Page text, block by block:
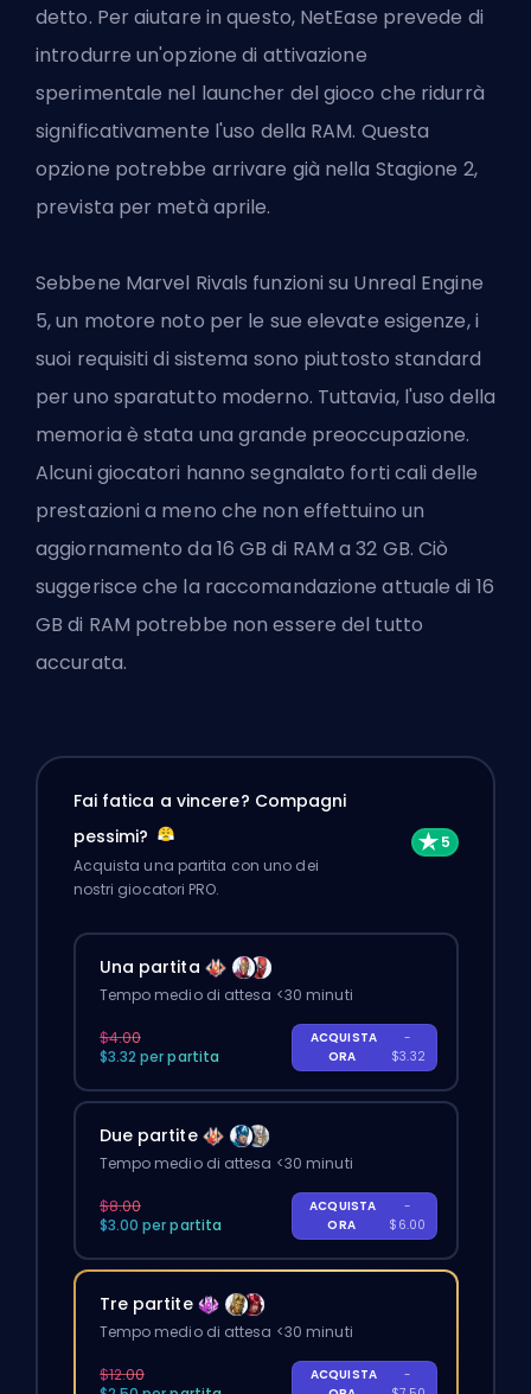
detto. Per aiutare in questo, NetEase prevede di
introdurre un'opzione di attivazione
sperimentale nel launcher del gioco che ridurrà
significativamente l'uso della RAM. Questa
opzione potrebbe arrivare già nella Stagione 2,
prevista per metà aprile.
Sebbene Marvel Rivals funzioni su Unreal Engine
5, un motore noto per le sue elevate esigenze, i
suoi requisiti di sistema sono piuttosto standard
per uno sparatutto moderno. Tuttavia, l'uso della
memoria è stata una grande preoccupazione.
Alcuni giocatori hanno segnalato forti cali delle
prestazioni a meno che non effettuino un
aggiornamento da 16 GB di RAM a 32 GB. Ciò
suggerisce che la raccomandazione attuale di 16
GB di RAM potrebbe non essere del tutto
accurata.
Fai fatica a vincere? Compagni
pessimi?
Acquista una partita con uno dei
nostri giocatori PRO.
Una partita
Tempo medio di attesa <30 minuti
$4.00
$3.32 per partita
ACQUISTA
ORA
-
$3.32
Due partite
Tempo medio di attesa <30 minuti
$8.00
$3.00 per partita
ACQUISTA
ORA
-
$6.00
Tre partite
Tempo medio di attesa <30 minuti
$12.00
ACQUISTA
-